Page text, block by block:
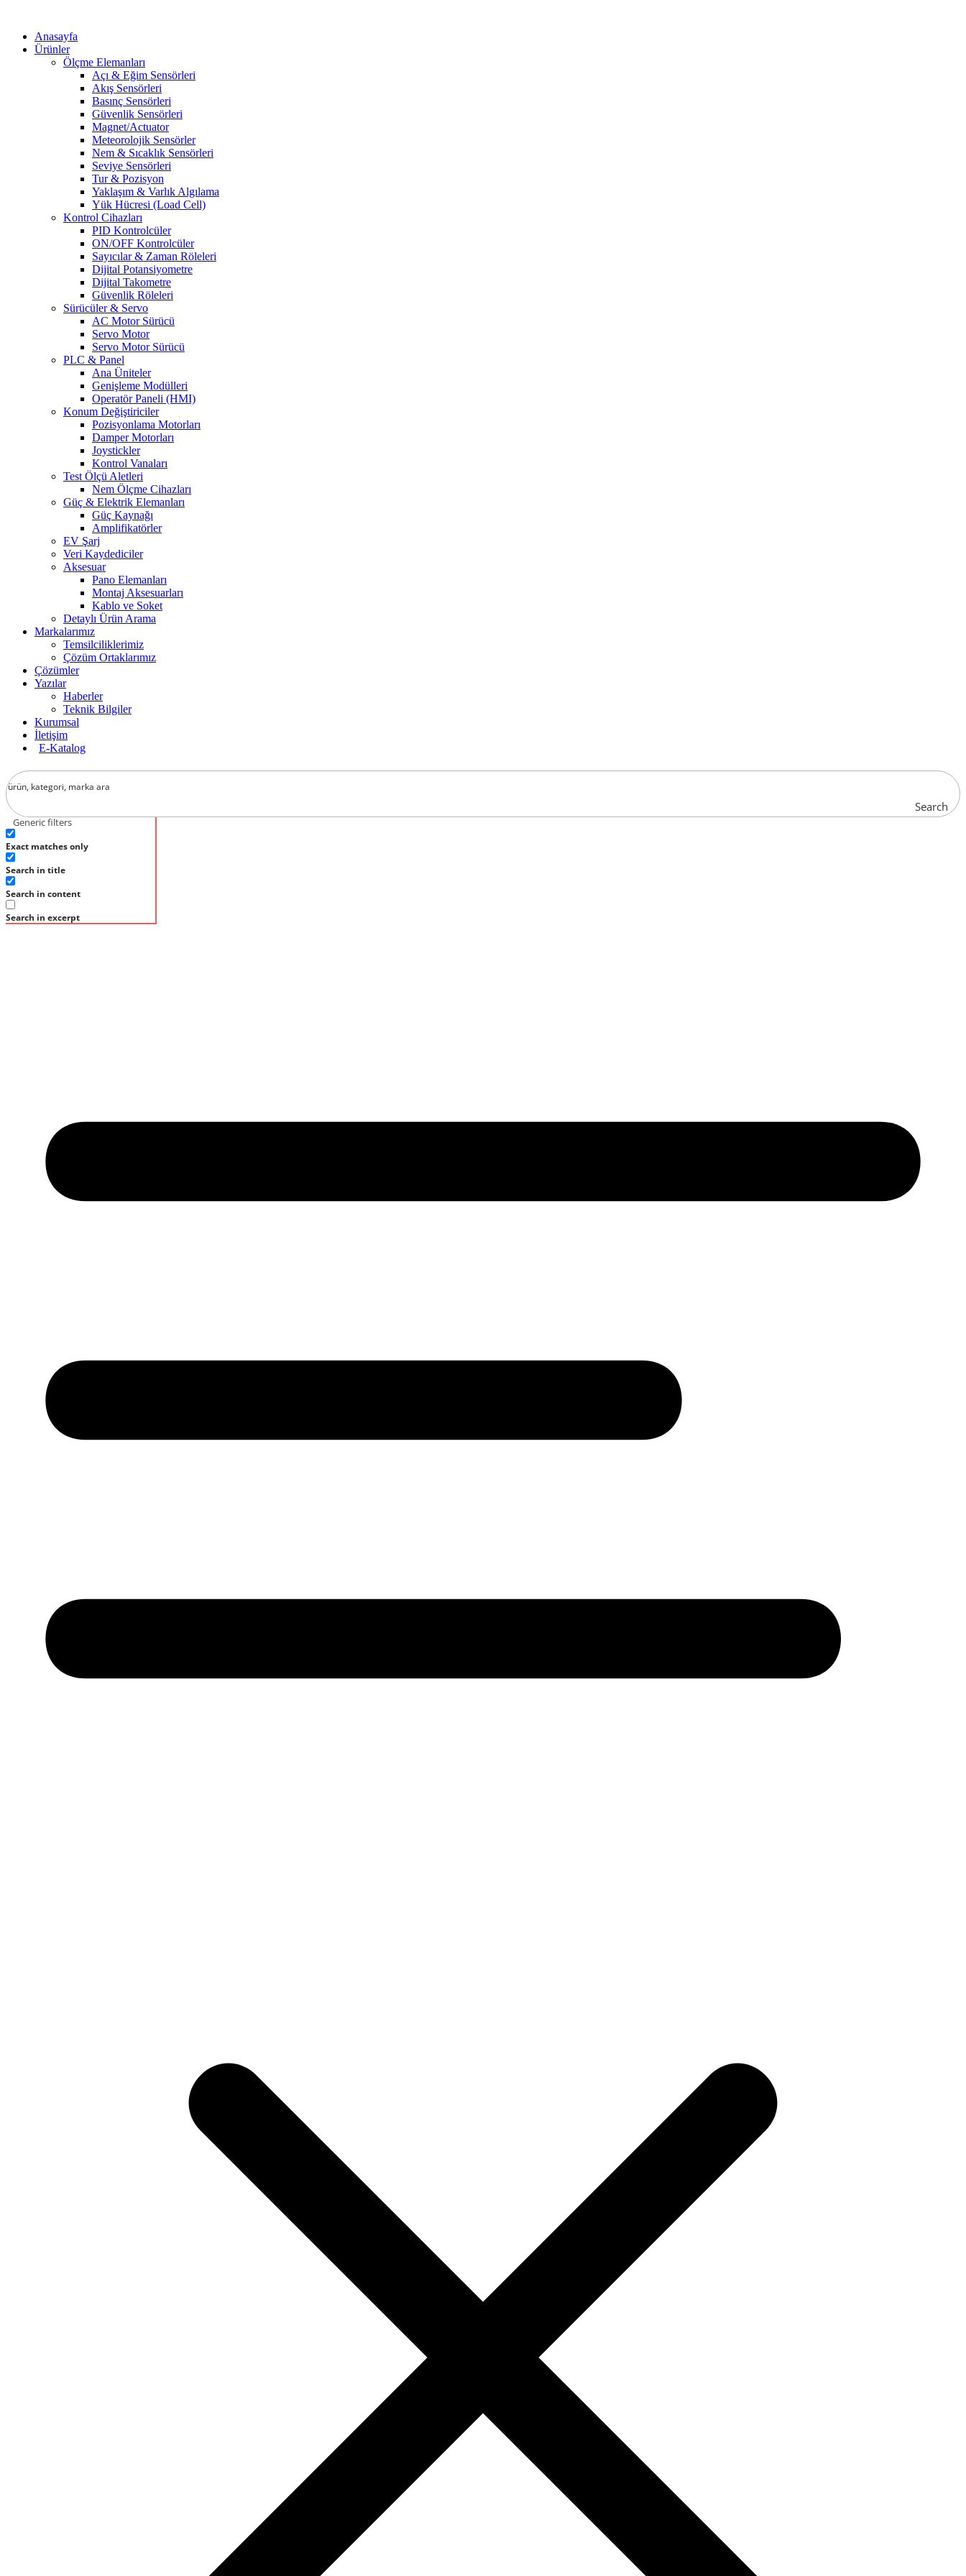
contentAnasayfa
Ürünler
Ölçme Elemanları
Açı & Eğim Sensörleri
Akış Sensörleri
Basınç Sensörleri
Güvenlik Sensörleri
Magnet/Actuator
Meteorolojik Sensörler
Nem & Sıcaklık Sensörleri
Seviye Sensörleri
Tur & Pozisyon
Yaklaşım & Varlık Algılama
Yük Hücresi (Load Cell)
Kontrol Cihazları
PID Kontrolcüler
ON/OFF Kontrolcüler
Sayıcılar & Zaman Röleleri
Dijital Potansiyometre
Dijital Takometre
Güvenlik Röleleri
Sürücüler & Servo
AC Motor Sürücü
Servo Motor
Servo Motor Sürücü
PLC & Panel
Ana Üniteler
Genişleme Modülleri
Operatör Paneli (HMI)
Konum Değiştiriciler
Pozisyonlama Motorları
Damper Motorları
Joystickler
Kontrol Vanaları
Test Ölçü Aletleri
Nem Ölçme Cihazları
Güç & Elektrik Elemanları
Güç Kaynağı
Amplifikatörler
EV Şarj
Veri Kaydediciler
Aksesuar
Pano Elemanları
Montaj Aksesuarları
Kablo ve Soket
Detaylı Ürün Arama
Markalarımız
Temsilciliklerimiz
Çözüm Ortaklarımız
Çözümler
Yazılar
Haberler
Teknik Bilgiler
Kurumsal
İletişim
E-Katalog
Search
Generic filters
Exact matches only
Search in title
Search in content
Search in excerpt